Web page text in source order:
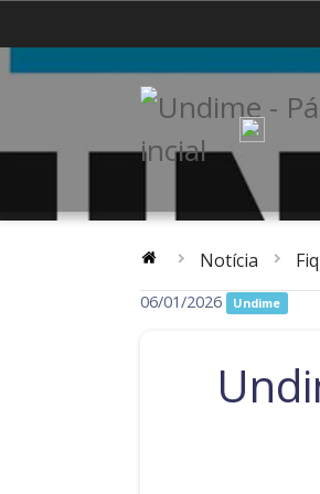
Distrito Federal
Mato Grosso
Santa CatarinaNotícia
06/01/2026 Undime